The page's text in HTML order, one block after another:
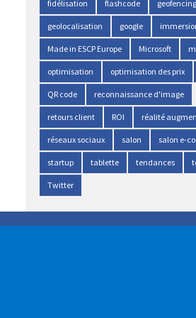
fidélisation flashcode geofencing
geolocalisation google
Made in ESCP Europe Microsoft
optimisation optimisation des prix
QR code reconnaissance d'image
retours client ROI réalité
réseaux sociaux salon salon e-
startup tablette tendances
Twitter